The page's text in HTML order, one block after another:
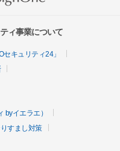
ィ事業について
キュリティ24」
byイエラエ）
すまし対策